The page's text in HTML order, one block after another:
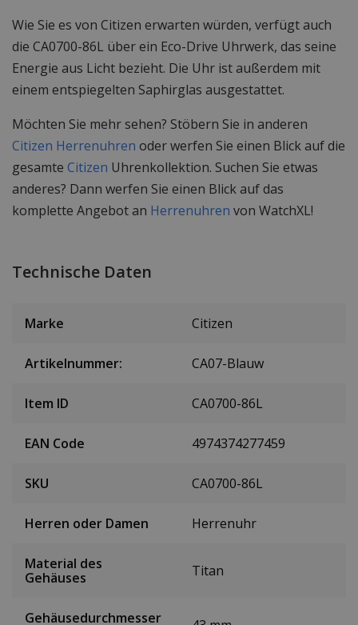
Wie Sie es von Citizen erwarten würden, verfügt auch
die CA0700-86L über ein Eco-Drive Uhrwerk, das seine
Energie aus Licht bezieht. Die Uhr ist außerdem mit
einem entspiegelten Saphirglas ausgestattet.
Möchten Sie mehr sehen? Stöbern Sie in anderen
Citizen Herrenuhren oder werfen Sie einen Blick auf die
gesamte Citizen Uhrenkollektion. Suchen Sie etwas
anderes? Dann werfen Sie einen Blick auf das
komplette Angebot an Herrenuhren von WatchXL!
Technische Daten
Marke Citizen
Artikelnummer: CA07-Blauw
Item ID CA0700-86L
EAN Code 4974374277459
SKU CA0700-86L
Herren oder Damen Herrenuhr
Material des
Gehäuses
Titan
Gehäusedurchmesser